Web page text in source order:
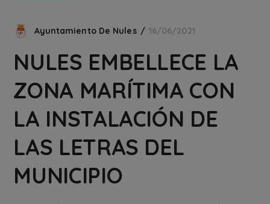
Ayuntamiento De Nules 16/06/2021
NULES EMBELLECE LA
ZONA MARÍTIMA CON
LA INSTALACIÓN DE
LAS LETRAS DEL
MUNICIPIO